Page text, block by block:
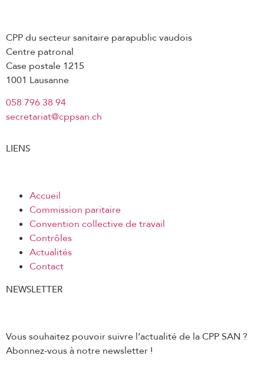
CPP du secteur sanitaire parapublic vaudois
Centre patronal
Case postale 1215
1001 Lausanne
058 796 38 94
secretariat@cppsan.ch
LIENS
Accueil
Commission paritaire
Convention collective de travail
Contrôles
Actualités
Contact
NEWSLETTER
Vous souhaitez pouvoir suivre l’actualité de la CPP SAN ?
Abonnez-vous à notre newsletter !